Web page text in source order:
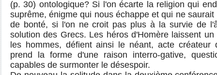
(p. 30) ontologique? Si l'on écarte la religion qui
suprême, énigme qui nous échappe et qui ne
de bonté, si l'on ne croit pas plus à la survie de
solution des Grecs. Les héros d'Homère laissent
les hommes, défient ainsi le néant, acte créateur
prend la forme d'une raison interro-gative,
capables de surmonter le désespoir.